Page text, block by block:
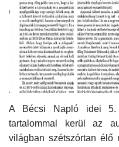
Kultúra
Történelem
Egészség
Gazdaság
Művészet
A Bécsi Napló idei 5.
tartalommal kerül az
világban szétszórtan élő